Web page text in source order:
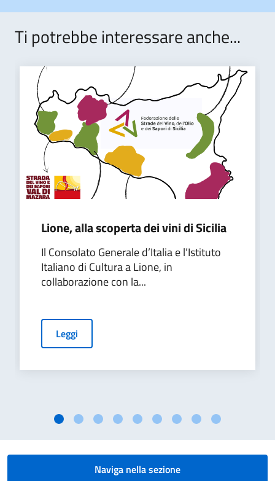
Ti potrebbe interessare anche...
Lione, alla scoperta dei vini di Sicilia
Il Consolato Generale d’Italia e l’Istituto
Italiano di Cultura a Lione, in
collaborazione con la...
Leggi
Naviga nella sezione